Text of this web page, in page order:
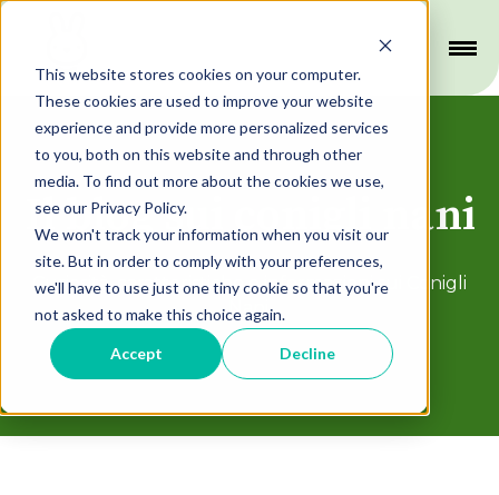
This website stores cookies on your computer.
These cookies are used to improve your website
experience and provide more personalized services
to you, both on this website and through other
media. To find out more about the cookies we use,
see our Privacy Policy.
We won't track your information when you visit our
site. But in order to comply with your preferences,
we'll have to use just one tiny cookie so that you're
not asked to make this choice again.
Accept Decline
Il blog sui conigli nani
Curiosità, caratteristiche e informazioni sui Conigli
Nani.